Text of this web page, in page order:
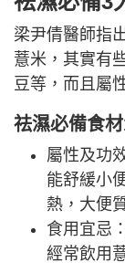
梁尹倩醫師指
薏米，其實有
豆等，而且屬
祛濕必備食
屬性及功
能舒緩小
熱，大便
食用宜忌
經常飲用